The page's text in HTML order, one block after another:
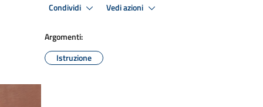
Condividi Vedi azioni
Argomenti:
Istruzione